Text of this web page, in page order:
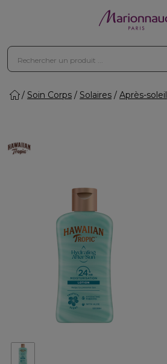
Soin Corps Solaires Après-soleil